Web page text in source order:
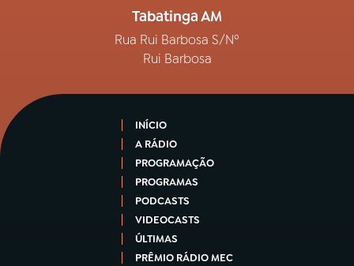
Tabatinga AM
Rua Rui Barbosa S/Nº
Rui Barbosa
INÍCIO
A RÁDIO
PROGRAMAÇÃO
PROGRAMAS
PODCASTS
VIDEOCASTS
ÚLTIMAS
PRÊMIO RÁDIO MEC